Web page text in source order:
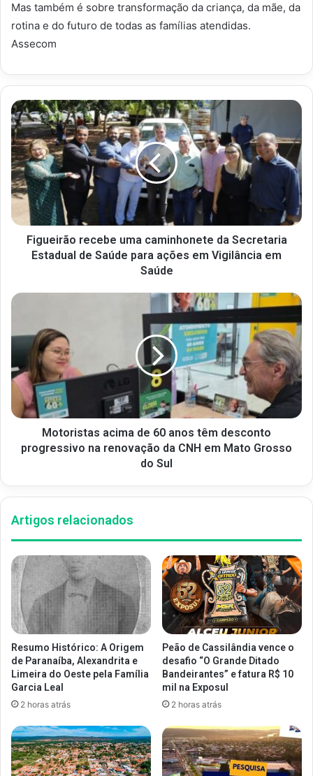
Mas também é sobre transformação da criança, da mãe, da
rotina e do futuro de todas as famílias atendidas.
Assecom
Figueirão recebe uma caminhonete da Secretaria
Estadual de Saúde para ações em Vigilância em
Saúde
Motoristas acima de 60 anos têm desconto
progressivo na renovação da CNH em Mato Grosso
do Sul
Artigos relacionados
Resumo Histórico: A Origem
de Paranaíba, Alexandrita e
Limeira do Oeste pela Família
Garcia Leal
2 horas atrás
Peão de Cassilândia vence o
desafio “O Grande Ditado
Bandeirantes” e fatura R$ 10
mil na Exposul
2 horas atrás